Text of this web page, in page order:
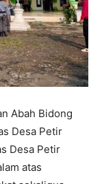
Abah Bidong
Desa Petir
Desa Petir
atas